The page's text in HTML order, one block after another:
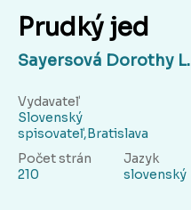
Prudký jed
Sayersová Dorothy L.
Vydavateľ
Slovenský
spisovateľ,Bratislava
Počet strán
210
Jazyk
slovenský